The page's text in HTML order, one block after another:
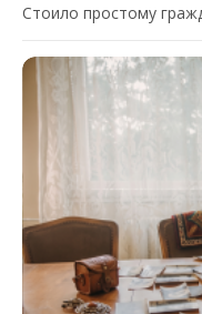
Стоило простому